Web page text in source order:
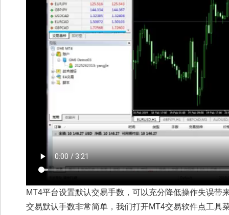
MT4平台设置默认交易手数，可以充分降低操作失误带
交易默认手数非常简单，我们打开MT4交易软件点工具